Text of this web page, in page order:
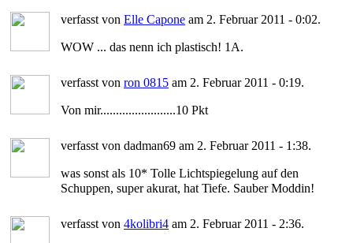
verfasst von Elle Capone am 2. Februar 2011 - 0:02.
WOW ... das nenn ich plastisch! 1A.
verfasst von ron 0815 am 2. Februar 2011 - 0:19.
Von mir........................10 Pkt
verfasst von dadman69 am 2. Februar 2011 - 1:38.
was sonst als 10* Tolle Lichtspiegelung auf den
Schuppen, super akurat, hat Tiefe. Sauber Moddin!
verfasst von 4kolibri4 am 2. Februar 2011 - 2:36.